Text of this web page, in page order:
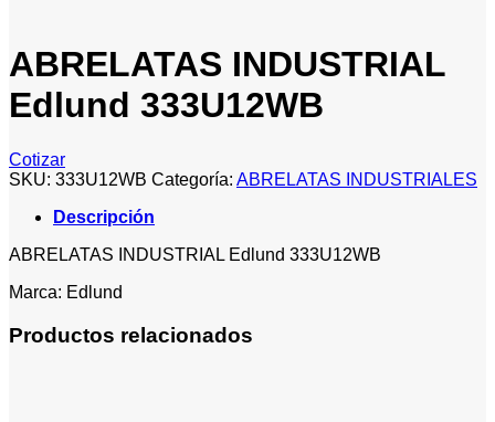
ABRELATAS INDUSTRIAL
Edlund 333U12WB
Cotizar
SKU: 333U12WB Categoría: ABRELATAS INDUSTRIALES
Descripción
ABRELATAS INDUSTRIAL Edlund 333U12WB
Marca: Edlund
Productos relacionados